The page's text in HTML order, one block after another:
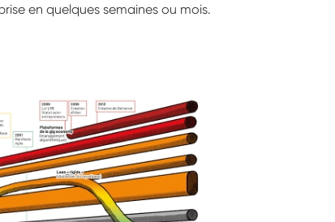
en quelques semaines ou mois.